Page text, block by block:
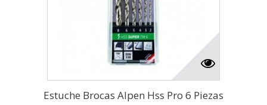
Estuche Brocas Alpen Hss Pro 6 Piezas